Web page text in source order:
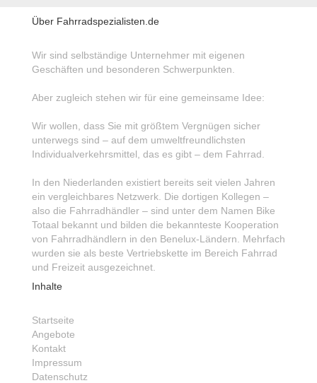
Über Fahrradspezialisten.de
Wir sind selbständige Unternehmer mit eigenen
Geschäften und besonderen Schwerpunkten.
Aber zugleich stehen wir für eine gemeinsame Idee:
Wir wollen, dass Sie mit größtem Vergnügen sicher
unterwegs sind – auf dem umweltfreundlichsten
Individualverkehrsmittel, das es gibt – dem Fahrrad.
In den Niederlanden existiert bereits seit vielen Jahren
ein vergleichbares Netzwerk. Die dortigen Kollegen –
also die Fahrradhändler – sind unter dem Namen Bike
Totaal bekannt und bilden die bekannteste Kooperation
von Fahrradhändlern in den Benelux-Ländern. Mehrfach
wurden sie als beste Vertriebskette im Bereich Fahrrad
und Freizeit ausgezeichnet.
Inhalte
Startseite
Angebote
Kontakt
Impressum
Datenschutz